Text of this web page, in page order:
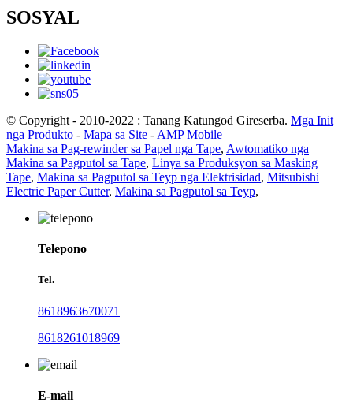
SOSYAL
© Copyright - 2010-2022 : Tanang Katungod Gireserba. Mga Init
nga Produkto - Mapa sa Site - AMP Mobile
Makina sa Pag-rewinder sa Papel nga Tape, Awtomatiko nga
Makina sa Pagputol sa Tape, Linya sa Produksyon sa Masking
Tape, Makina sa Pagputol sa Teyp nga Elektrisidad, Mitsubishi
Electric Paper Cutter, Makina sa Pagputol sa Teyp,
Telepono
Tel.
8618963670071
8618261018969
E-mail